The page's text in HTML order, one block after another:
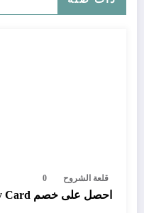
قلعة الشروح 0
احصل على خصم RedotPay Card كوبونات حصرية